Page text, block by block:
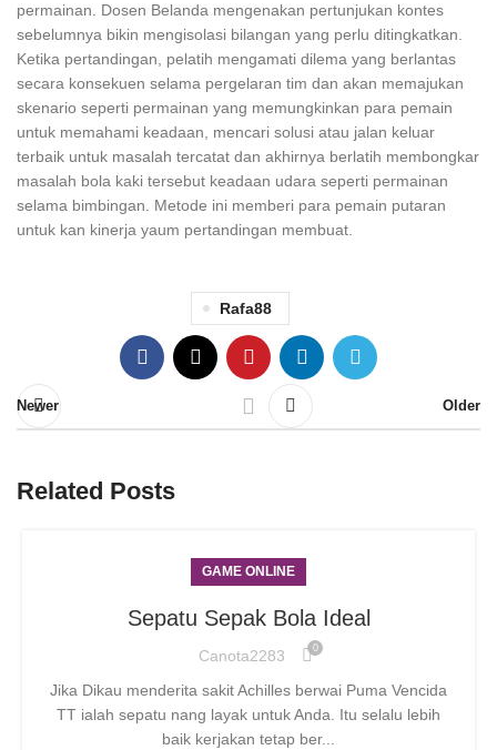
permainan. Dosen Belanda mengenakan pertunjukan kontes
sebelumnya bikin mengisolasi bilangan yang perlu ditingkatkan.
Ketika pertandingan, pelatih mengamati dilema yang berlantas
secara konsekuen selama pergelaran tim dan akan memajukan
skenario seperti permainan yang memungkinkan para pemain
untuk memahami keadaan, mencari solusi atau jalan keluar
terbaik untuk masalah tercatat dan akhirnya berlatih membongkar
masalah bola kaki tersebut keadaan udara seperti permainan
selama bimbingan. Metode ini memberi para pemain putaran
untuk kan kinerja yaum pertandingan membuat.
Rafa88
Newer Older
Related Posts
GAME ONLINE
Sepatu Sepak Bola Ideal
Canota2283 0
Jika Dikau menderita sakit Achilles berwai Puma Vencida
TT ialah sepatu nang layak untuk Anda. Itu selalu lebih
baik kerjakan tetap ber...